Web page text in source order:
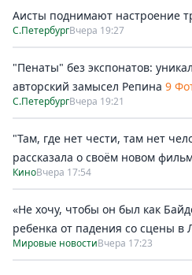
Аисты поднимают настроение
С.ПетербургВчера 19:27
"Пенаты" без экспонатов:
авторский замысел Репина 9
С.ПетербургВчера 19:21
"Там, где нет чести, там нет
рассказала о своём новом
КиноВчера 17:54
«Не хочу, чтобы он был как
ребенка от падения со сцены в
Мировые новостиВчера 17:23